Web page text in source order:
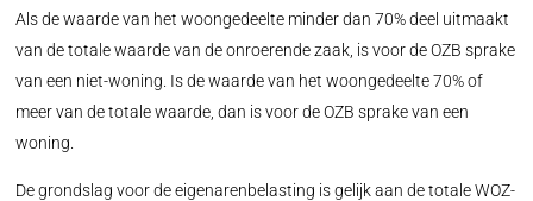
Als de waarde van het woongedeelte minder dan 70% deel uitmaakt
van de totale waarde van de onroerende zaak, is voor de OZB sprake
van een niet-woning. Is de waarde van het woongedeelte 70% of
meer van de totale waarde, dan is voor de OZB sprake van een
woning.
De grondslag voor de eigenarenbelasting is gelijk aan de totale WOZ-